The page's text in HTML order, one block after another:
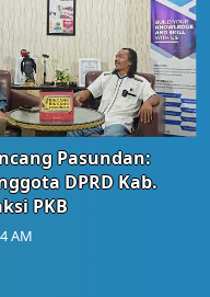
Pasundan:
DPRD Kab.
PKB
AM